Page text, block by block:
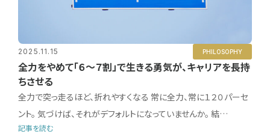
2025.11.15 PHILOSOPHY
全力をやめて「６〜７割」で生きる勇気が、キャリアを長持
ちさせる
全力で突っ走るほど、折れやすくなる 常に全力、常に１２０パーセ
ント。 気づけば、それがデフォルトになっていませんか。 結…
記事を読む